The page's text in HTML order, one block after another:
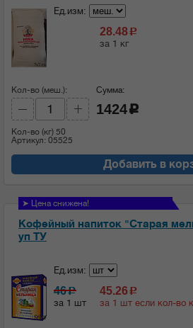
Ед.изм:
28.48c
за 1 кг
Кол-во (меш.):
Кол-во (кг) 50
Артикул: 05525
Сумма:
1424 c
Добавить в
➤ Цена снижена!
Кофейный напиток "Старая
уп ТУ
Ед.изм:
46c
за 1 шт
45.26 c
за 1 шт если кол-во